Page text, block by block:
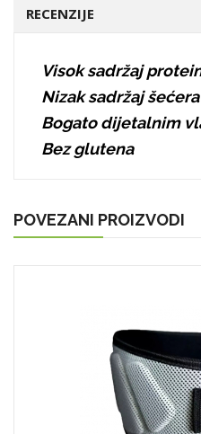
RECENZIJE
Visok sadržaj
Nizak sadržaj šećera
Bogato dijetalnim
Bez glutena
POVEZANI PROIZVODI